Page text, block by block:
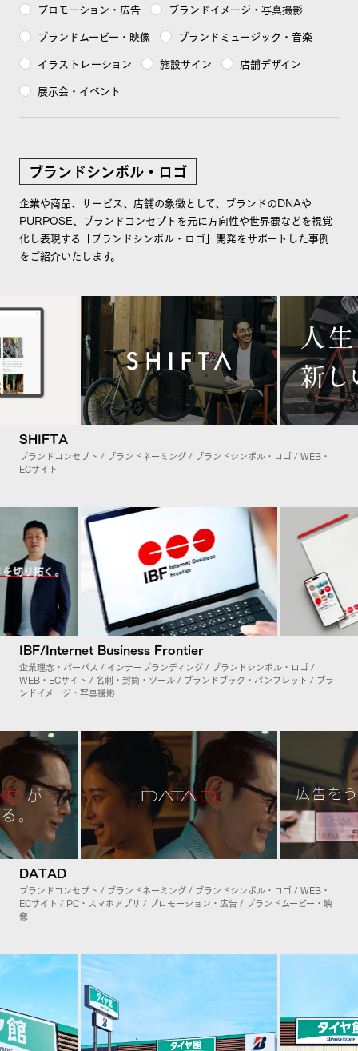
プロモーション・広告
ブランドイメージ・写真撮影
ブランドムービー・映像
ブランドミュージック・音楽
イラストレーション
施設サイン
店舗デザイン
展示会・イベント
ブランドシンボル・ロゴ
企業や商品、サービス、店舗の象徴として、ブランドのDNAや
PURPOSE、ブランドコンセプトを元に方向性や世界観などを視覚
化し表現する「ブランドシンボル・ロゴ」開発をサポートした事例
をご紹介いたします。
SHIFTA
ブランドコンセプト / ブランドネーミング / ブランドシンボル・ロゴ / WEB・
ECサイト
IBF/Internet Business Frontier
企業理念・パーパス / インナーブランディング / ブランドシンボル・ロゴ /
WEB・ECサイト / 名刺・封筒・ツール / ブランドブック・パンフレット / ブラ
ンドイメージ・写真撮影
DATAD
ブランドコンセプト / ブランドネーミング / ブランドシンボル・ロゴ / WEB・
ECサイト / PC・スマホアプリ / プロモーション・広告 / ブランドムービー・映
像